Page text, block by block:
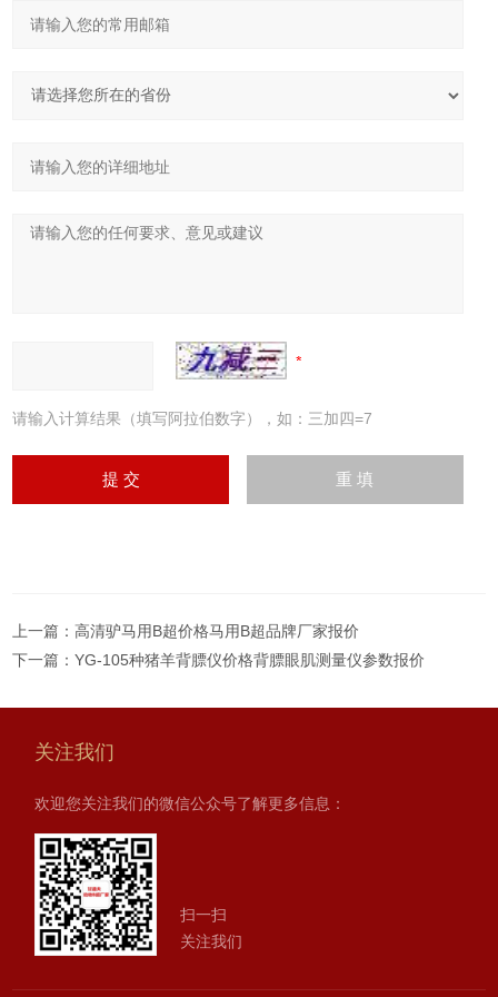
请输入计算结果（填写阿拉伯数字），如：三加四=7
上一篇：高清驴马用B超价格马用B超品牌厂家报价
下一篇：YG-105种猪羊背膘仪价格背膘眼肌测量仪参数报价
关注我们
欢迎您关注我们的微信公众号了解更多信息：
扫一扫
关注我们